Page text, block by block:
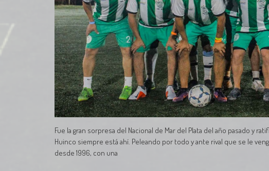
Fue la gran sorpresa del Nacional de Mar del Plata del año pasado y
Huinco siempre está ahí. Peleando por todo y ante rival que se le
desde 1996, con una